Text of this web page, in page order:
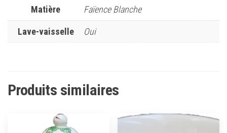
Matière Faïence Blanche
Lave-vaisselle Oui
Produits similaires